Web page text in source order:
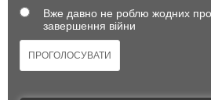
Вже давно не роблю жодних
завершення війни